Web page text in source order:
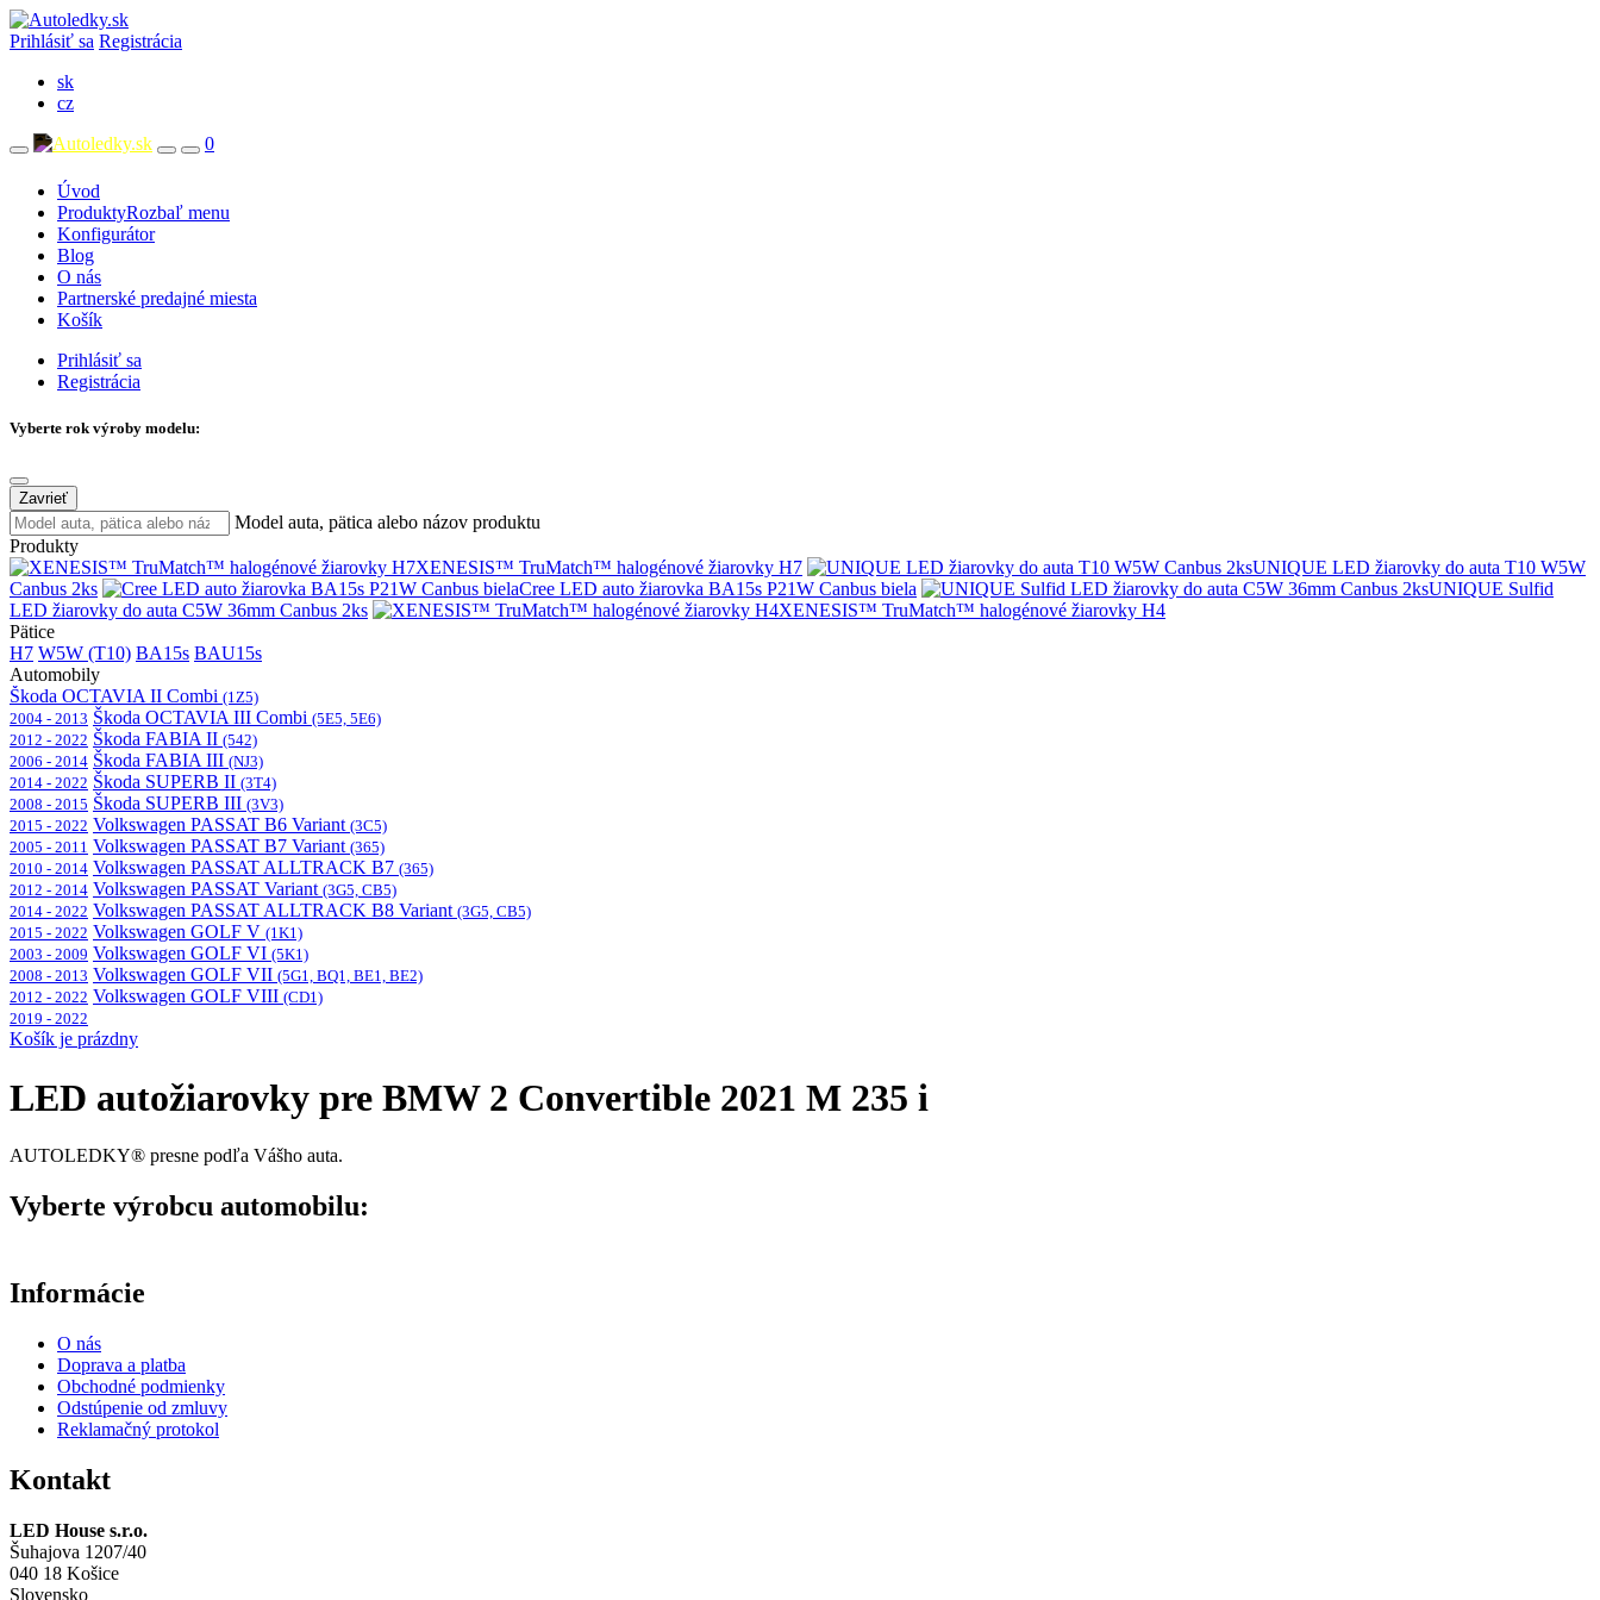
Prihlásiť sa Registrácia
sk
cz
0
Úvod
ProduktyRozbaľ menu
Konfigurátor
Blog
O nás
Partnerské predajné miesta
Košík
Prihlásiť sa
Registrácia
Vyberte rok výroby modelu:
Zavrieť
Model auta, pätica alebo názov produktu
Produkty
XENESIS™ TruMatch™ halogénové žiarovky H7
UNIQUE LED žiarovky do auta T10 W5W
Canbus 2ks
Cree LED auto žiarovka BA15s P21W Canbus biela
UNIQUE Sulfid
LED žiarovky do auta C5W 36mm Canbus 2ks
XENESIS™ TruMatch™ halogénové žiarovky H4
Pätice
H7 W5W (T10) BA15s BAU15s
Automobily
Škoda OCTAVIA II Combi (1Z5)
2004 - 2013 Škoda OCTAVIA III Combi (5E5, 5E6)
2012 - 2022 Škoda FABIA II (542)
2006 - 2014 Škoda FABIA III (NJ3)
2014 - 2022 Škoda SUPERB II (3T4)
2008 - 2015 Škoda SUPERB III (3V3)
2015 - 2022 Volkswagen PASSAT B6 Variant (3C5)
2005 - 2011 Volkswagen PASSAT B7 Variant (365)
2010 - 2014 Volkswagen PASSAT ALLTRACK B7 (365)
2012 - 2014 Volkswagen PASSAT Variant (3G5, CB5)
2014 - 2022 Volkswagen PASSAT ALLTRACK B8 Variant (3G5, CB5)
2015 - 2022 Volkswagen GOLF V (1K1)
2003 - 2009 Volkswagen GOLF VI (5K1)
2008 - 2013 Volkswagen GOLF VII (5G1, BQ1, BE1, BE2)
2012 - 2022 Volkswagen GOLF VIII (CD1)
2019 - 2022
Košík je prázdny
LED autožiarovky pre BMW 2 Convertible 2021 M 235 i
AUTOLEDKY® presne podľa Vášho auta.
Vyberte výrobcu automobilu:
Informácie
O nás
Doprava a platba
Obchodné podmienky
Odstúpenie od zmluvy
Reklamačný protokol
Kontakt
LED House s.r.o.
Šuhajova 1207/40
040 18 Košice
Slovensko